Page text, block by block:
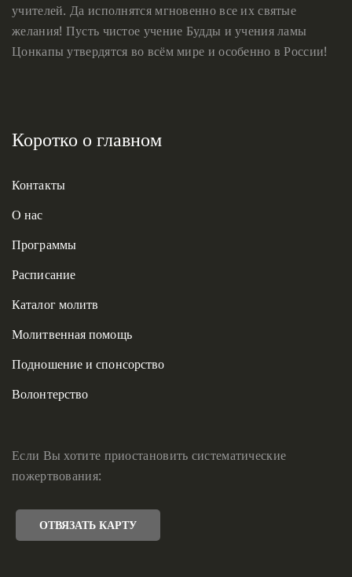
учителей. Да исполнятся мгновенно все их святые
желания! Пусть чистое учение Будды и учения ламы
Цонкапы утвердятся во всём мире и особенно в России!
Коротко о главном
Контакты
О нас
Программы
Расписание
Каталог молитв
Молитвенная помощь
Подношение и спонсорство
Волонтерство
Если Вы хотите приостановить систематические
пожертвования:
ОТВЯЗАТЬ КАРТУ